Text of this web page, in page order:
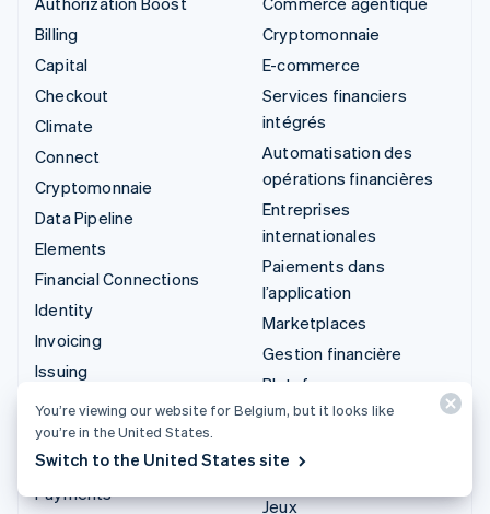
Billing
Capital
Checkout
Climate
Connect
Cryptomonnaie
Data Pipeline
Elements
Financial Connections
Identity
Invoicing
Issuing
Link
Managed Payments
Liens de paiement
Payments
Cryptomonnaie
E-commerce
Services financiers
intégrés
Automatisation des
opérations financières
Entreprises
internationales
Paiements dans
l’application
Marketplaces
Gestion financière
Plateformes
SaaS
Jeux
You’re viewing our website for Belgium, but it looks like
you’re in the United States.
Switch to the United States site